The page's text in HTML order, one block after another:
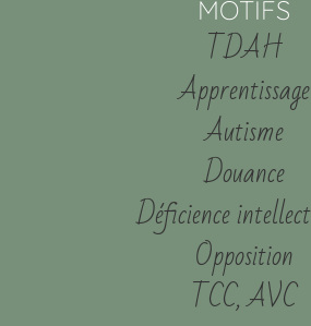
MOTIFS
TDAH
Apprentissage
Autisme
Douance
Déficience
Opposition
TCC, AVC